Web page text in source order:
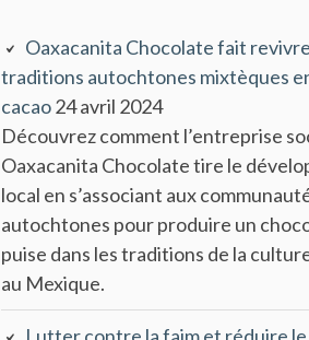
Oaxacanita Chocolate fait
traditions autochtones mixtèques
cacao24 avril 2024
Découvrez comment l’entreprise
Oaxacanita Chocolate tire le
local en s’associant aux
autochtones pour produire un
puise dans les traditions de la
au Mexique.